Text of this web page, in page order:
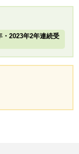
2023年2年連続受